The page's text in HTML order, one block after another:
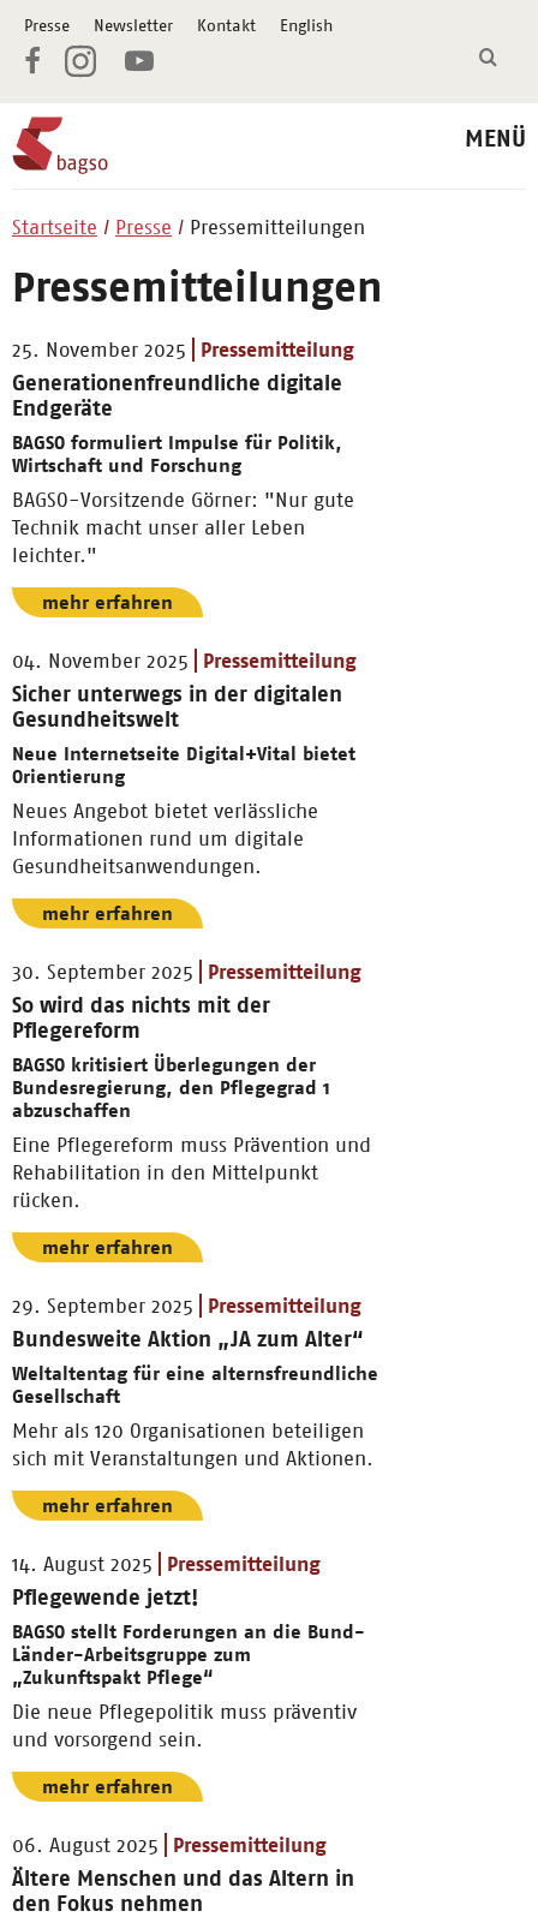
Presse Newsletter Kontakt English
MENÜ
Startseite Presse Pressemitteilungen
Pressemitteilungen
25. November 2025 Pressemitteilung
Generationenfreundliche digitale
Endgeräte
BAGSO formuliert Impulse für Politik,
Wirtschaft und Forschung
BAGSO-Vorsitzende Görner: "Nur gute
Technik macht unser aller Leben
leichter."
mehr erfahren
04. November 2025 Pressemitteilung
Sicher unterwegs in der digitalen
Gesundheitswelt
Neue Internetseite Digital+Vital bietet
Orientierung
Neues Angebot bietet verlässliche
Informationen rund um digitale
Gesundheitsanwendungen.
mehr erfahren
30. September 2025 Pressemitteilung
So wird das nichts mit der
Pflegereform
BAGSO kritisiert Überlegungen der
Bundesregierung, den Pflegegrad 1
abzuschaffen
Eine Pflegereform muss Prävention und
Rehabilitation in den Mittelpunkt
rücken.
mehr erfahren
29. September 2025 Pressemitteilung
Bundesweite Aktion „JA zum Alter“
Weltaltentag für eine alternsfreundliche
Gesellschaft
Mehr als 120 Organisationen beteiligen
sich mit Veranstaltungen und Aktionen.
mehr erfahren
14. August 2025 Pressemitteilung
Pflegewende jetzt!
BAGSO stellt Forderungen an die Bund-
Länder-Arbeitsgruppe zum
„Zukunftspakt Pflege“
Die neue Pflegepolitik muss präventiv
und vorsorgend sein.
mehr erfahren
06. August 2025 Pressemitteilung
Ältere Menschen und das Altern in
den Fokus nehmen